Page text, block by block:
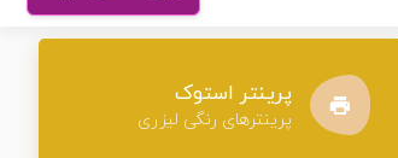
پرینتر استوک
پرینترهای رنگی لیزری